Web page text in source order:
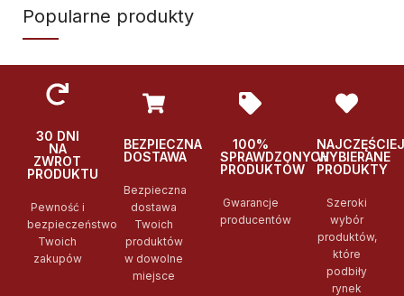
Popularne produkty
30 DNI
NA
ZWROT
PRODUKTU
Pewność i
bezpieczeństwo
Twoich
zakupów
BEZPIECZNA
DOSTAWA
Bezpieczna
dostawa
Twoich
produktów
w dowolne
miejsce
100%
SPRAWDZONYCH
PRODUKTÓW
Gwarancje
producentów
NAJCZĘŚCIEJ
WYBIERANE
PRODUKTY
Szeroki
wybór
produktów,
które
podbiły
rynek